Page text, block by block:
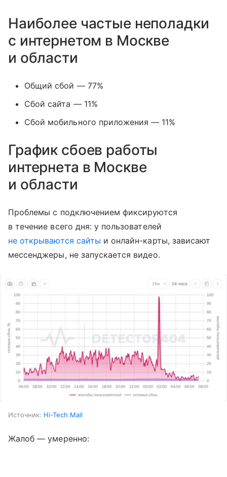
Наиболее частые неполадки
с интернетом в Москве
и области
Общий сбой — 77%
Сбой сайта — 11%
Сбой мобильного приложения — 11%
График сбоев работы
интернета в Москве
и области
Проблемы с подключением фиксируются
в течение всего дня: у пользователей
не открываются сайты и онлайн-карты, зависают
мессенджеры, не запускается видео.
Источник: Hi-Tech Mail
Жалоб — умеренно: